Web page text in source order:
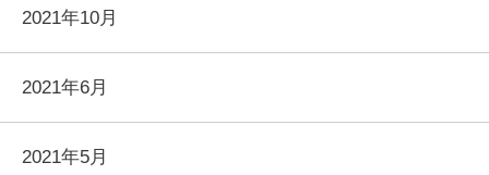
2021年10月
2021年6月
2021年5月